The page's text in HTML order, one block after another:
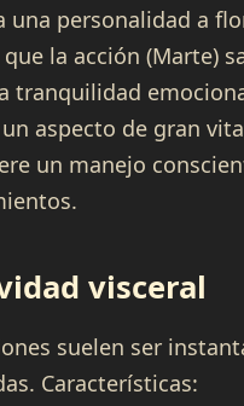
una personalidad a
la acción (Marte)
tranquilidad
un aspecto de gran
un manejo
visceral
suelen ser
Características: